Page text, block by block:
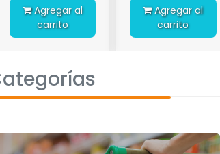
Agregar al
carrito
Agregar al
carrito